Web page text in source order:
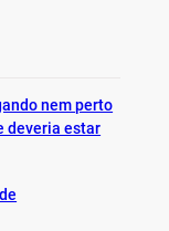
nem perto
deveria estar